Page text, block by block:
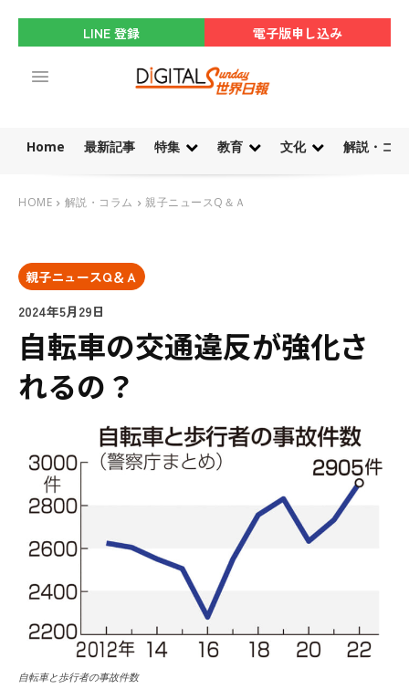
LINE 登録 電子版申し込み
Home 最新記事 特集 教育 文化 解説・コ
HOME 解説・コラム 親子ニュースQ＆Ａ
親子ニュースQ＆Ａ
2024年5月29日
自転車の交通違反が強化さ
れるの？
自転車と歩行者の事故件数